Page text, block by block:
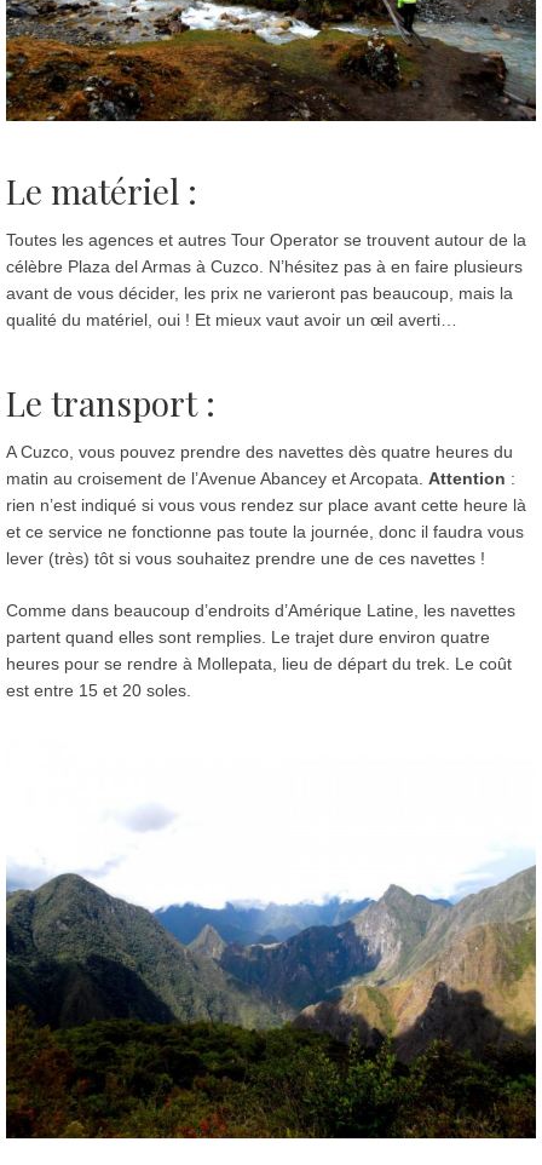
Le matériel :
Toutes les agences et autres Tour Operator se trouvent autour de la
célèbre Plaza del Armas à Cuzco. N’hésitez pas à en faire plusieurs
avant de vous décider, les prix ne varieront pas beaucoup, mais la
qualité du matériel, oui ! Et mieux vaut avoir un œil averti…
Le transport :
A Cuzco, vous pouvez prendre des navettes dès quatre heures du
matin au croisement de l’Avenue Abancey et Arcopata. Attention :
rien n’est indiqué si vous vous rendez sur place avant cette heure là
et ce service ne fonctionne pas toute la journée, donc il faudra vous
lever (très) tôt si vous souhaitez prendre une de ces navettes !
Comme dans beaucoup d’endroits d’Amérique Latine, les navettes
partent quand elles sont remplies. Le trajet dure environ quatre
heures pour se rendre à Mollepata, lieu de départ du trek. Le coût
est entre 15 et 20 soles.